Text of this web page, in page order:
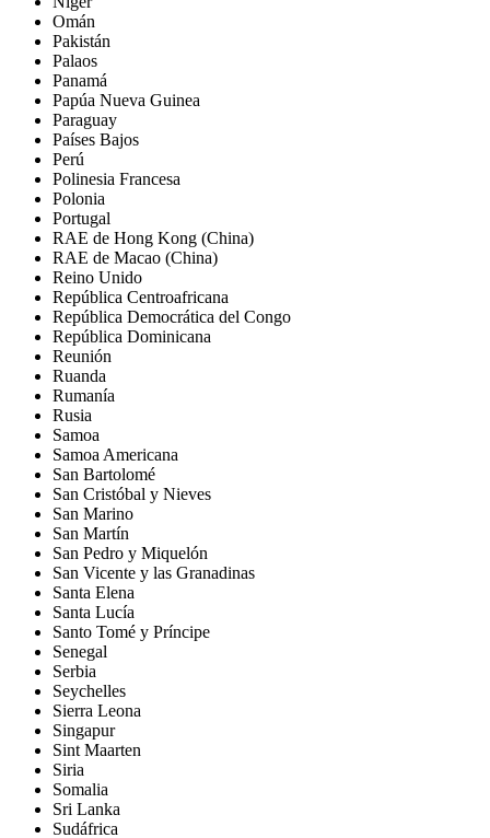
Omán
Pakistán
Palaos
Panamá
Papúa Nueva Guinea
Paraguay
Países Bajos
Perú
Polinesia Francesa
Polonia
Portugal
RAE de Hong Kong (China)
RAE de Macao (China)
Reino Unido
República Centroafricana
República Democrática del Congo
República Dominicana
Reunión
Ruanda
Rumanía
Rusia
Samoa
Samoa Americana
San Bartolomé
San Cristóbal y Nieves
San Marino
San Martín
San Pedro y Miquelón
San Vicente y las Granadinas
Santa Elena
Santa Lucía
Santo Tomé y Príncipe
Senegal
Serbia
Seychelles
Sierra Leona
Singapur
Sint Maarten
Siria
Somalia
Sri Lanka
Sudáfrica